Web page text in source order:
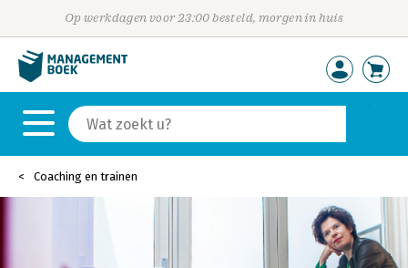
Op werkdagen voor 23:00 besteld, morgen in huis
Coaching en trainen